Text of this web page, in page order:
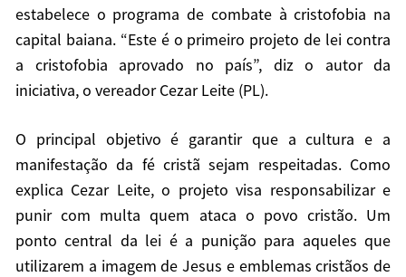
estabelece o programa de combate à cristofobia na
capital baiana. “Este é o primeiro projeto de lei contra
a cristofobia aprovado no país”, diz o autor da
iniciativa, o vereador Cezar Leite (PL).
O principal objetivo é garantir que a cultura e a
manifestação da fé cristã sejam respeitadas. Como
explica Cezar Leite, o projeto visa responsabilizar e
punir com multa quem ataca o povo cristão. Um
ponto central da lei é a punição para aqueles que
utilizarem a imagem de Jesus e emblemas cristãos de